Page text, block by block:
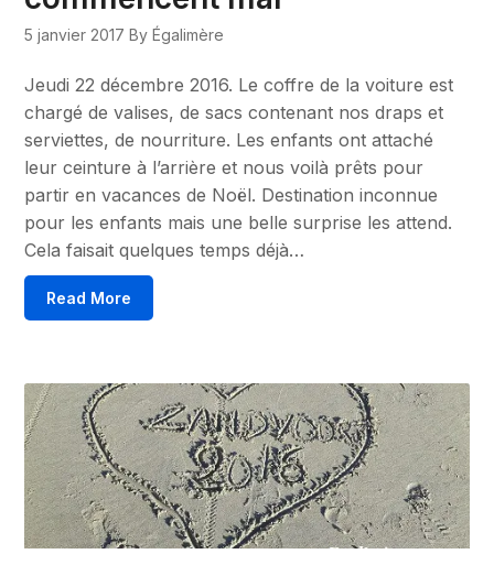
5 janvier 2017 By Égalimère
Jeudi 22 décembre 2016. Le coffre de la voiture est
chargé de valises, de sacs contenant nos draps et
serviettes, de nourriture. Les enfants ont attaché
leur ceinture à l’arrière et nous voilà prêts pour
partir en vacances de Noël. Destination inconnue
pour les enfants mais une belle surprise les attend.
Cela faisait quelques temps déjà…
Read More